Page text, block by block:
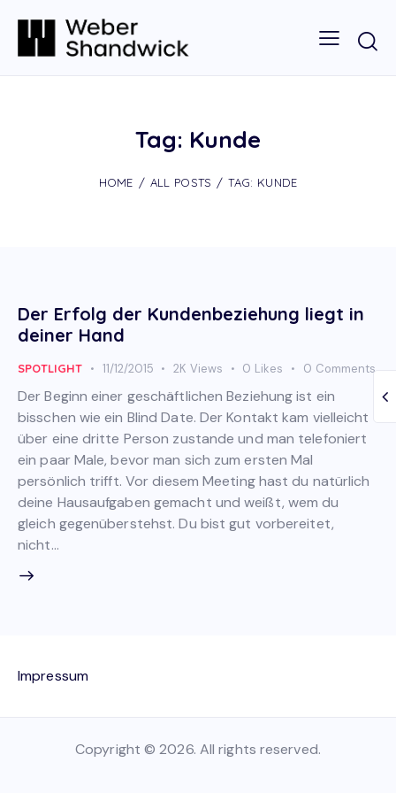
Tag: Kunde
HOME ALL POSTS TAG: KUNDE
Der Erfolg der Kundenbeziehung liegt in
deiner Hand
SPOTLIGHT 11/12/2015 2K Views 0 Likes 0 Comments
Der Beginn einer geschäftlichen Beziehung ist ein
bisschen wie ein Blind Date. Der Kontakt kam vielleicht
über eine dritte Person zustande und man telefoniert
ein paar Male, bevor man sich zum ersten Mal
persönlich trifft. Vor diesem Meeting hast du natürlich
deine Hausaufgaben gemacht und weißt, wem du
gleich gegenüberstehst. Du bist gut vorbereitet,
nicht…
Impressum
Copyright © 2026. All rights reserved.